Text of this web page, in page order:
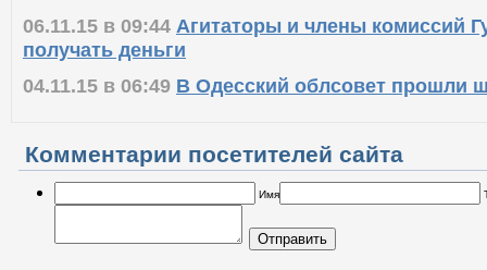
06.11.15 в 09:44 Агитаторы и члены комиссий
получать деньги
04.11.15 в 06:49 В Одесский облсовет прошли
Комментарии посетителей сайта
Имя
Отправить